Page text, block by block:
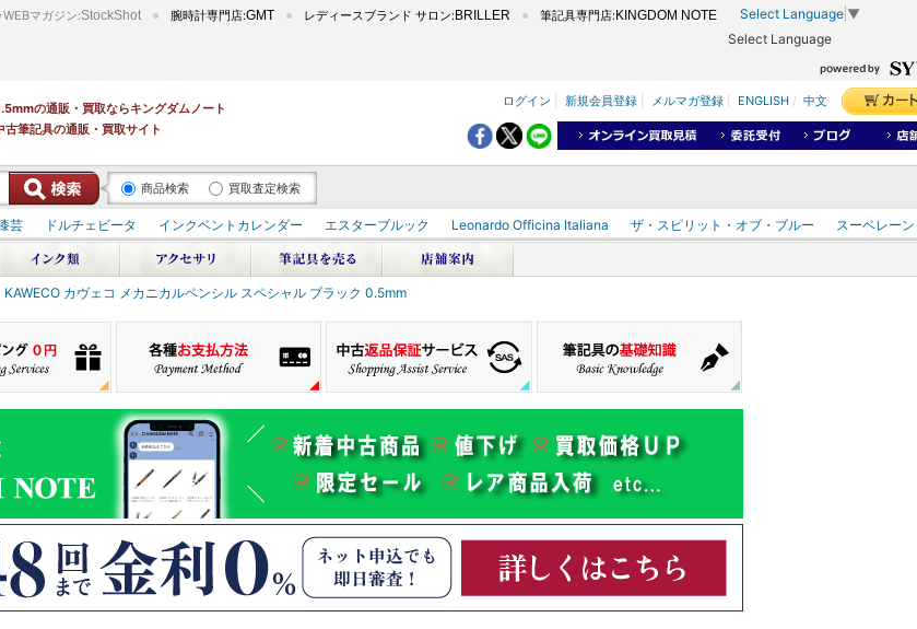
WEBマガジン:StockShot 腕時計専門店:GMT レディースブランド サロン:BRILLER 筆記具専門店:KINGDOM NOTE Select Language ▼
Select Language
の通販・買取ならキングダムノート
筆記具の通販・買取サイト
ログイン 新規会員登録 メルマガ登録 ENGLISH / 中文
商品検索 買取査定検索
芸 ドルチェビータ インクベントカレンダー エスターブルック Leonardo Officina Italiana ザ・スピリット・オブ・ブルー
スーベレーン
KAWECO カヴェコ メカニカルペンシル スペシャル ブラック 0.5mm